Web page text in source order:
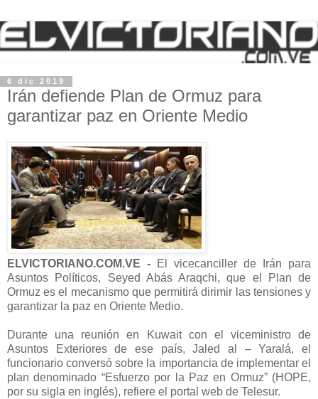
6 dic 2019
Irán defiende Plan de Ormuz para
garantizar paz en Oriente Medio
ELVICTORIANO.COM.VE -
El vicecanciller de Irán para
Asuntos Políticos, Seyed Abás Araqchi, que el Plan de
Ormuz es el mecanismo que permitirá dirimir las tensiones y
garantizar la paz en Oriente Medio.
Durante una reunión en Kuwait con el viceministro de
Asuntos Exteriores de ese país, Jaled al – Yaralá, el
funcionario conversó sobre la importancia de implementar el
plan denominado “Esfuerzo por la Paz en Ormuz” (HOPE,
por su sigla en inglés), refiere el portal web de Telesur.